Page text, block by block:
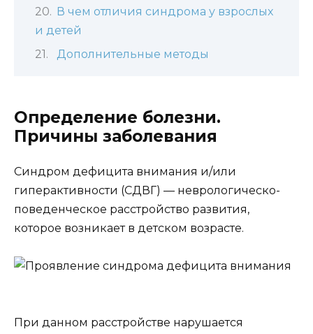
В чем отличия синдрома у взрослых
и детей
Дополнительные методы
Определение болезни.
Причины заболевания
Синдром дефицита внимания и/или
гиперактивности (СДВГ) — неврологическо-
поведенческое расстройство развития,
которое возникает в детском возрасте.
При данном расстройстве нарушается